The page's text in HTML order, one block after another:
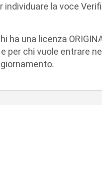
la voce
ha una licenza
per chi vuole entrare